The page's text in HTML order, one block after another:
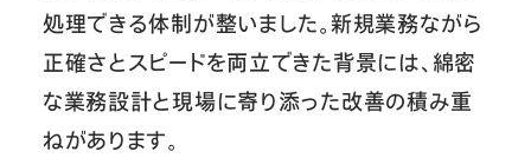
処理できる体制が整いました。新規業務ながら
正確さとスピードを両立できた背景には、綿密
な業務設計と現場に寄り添った改善の積み重
ねがあります。